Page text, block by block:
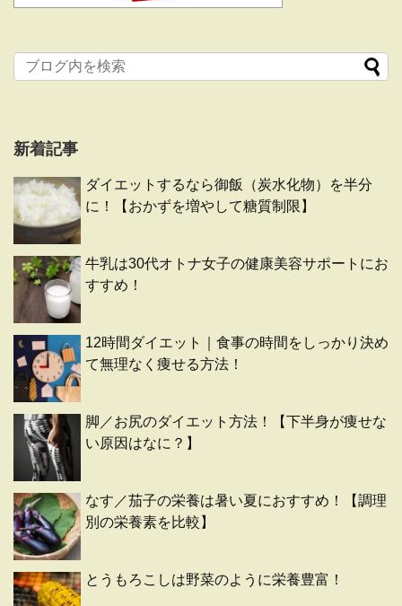
新着記事
ダイエットするなら御飯（炭水化物）を半分
に！【おかずを増やして糖質制限】
牛乳は30代オトナ女子の健康美容サポートにお
すすめ！
12時間ダイエット｜食事の時間をしっかり決め
て無理なく痩せる方法！
脚／お尻のダイエット方法！【下半身が痩せな
い原因はなに？】
なす／茄子の栄養は暑い夏におすすめ！【調理
別の栄養素を比較】
とうもろこしは野菜のように栄養豊富！